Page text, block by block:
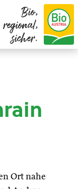
Bio,
regional,
sicher.
Ort nahe